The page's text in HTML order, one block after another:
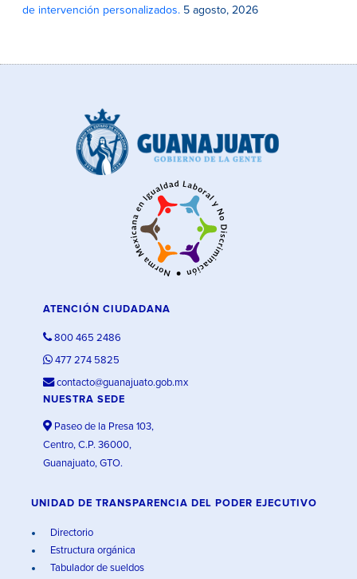
de intervención personalizados. 5 agosto, 2026
ATENCIÓN CIUDADANA
800 465 2486
477 274 5825
contacto@guanajuato.gob.mx
NUESTRA SEDE
Paseo de la Presa 103,
Centro, C.P. 36000,
Guanajuato, GTO.
UNIDAD DE TRANSPARENCIA DEL PODER EJECUTIVO
Directorio
Estructura orgánica
Tabulador de sueldos